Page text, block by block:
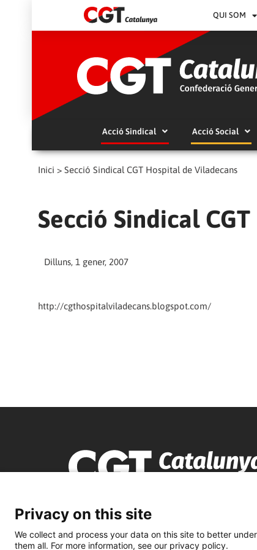
QUI SOM
Acció Sindical Acció Social
Inici > Secció Sindical CGT Hospital de Viladecans
Secció Sindical
Dilluns, 1 gener, 2007
http://cgthospitalviladecans.blogspot.com/
Privacy on this site
We collect and process your data on this site to better
them all. For more information, see our privacy policy.